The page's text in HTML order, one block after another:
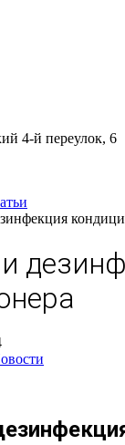
4-й переулок, 6